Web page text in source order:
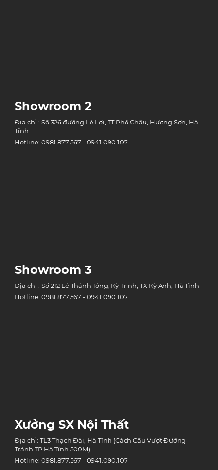
Showroom 2
Địa chỉ : Số 326 đường Lê Lợi, TT Phố Châu, Hương Sơn, Hà
Tĩnh
Hotline: 0981.877.567 - 0941.090.107
Showroom 3
Địa chỉ : Số 212 Lê Thánh Tông, Kỳ Trinh, TX Kỳ Anh, Hà Tĩnh
Hotline: 0981.877.567 - 0941.090.107
Xưởng SX Nội Thất
Địa chỉ: TL3 Thạch Đài, Hà Tĩnh (Cách Cầu Vượt Đường
Tránh TP Hà Tĩnh 500M)
Hotline: 0981.877.567 - 0941.090.107